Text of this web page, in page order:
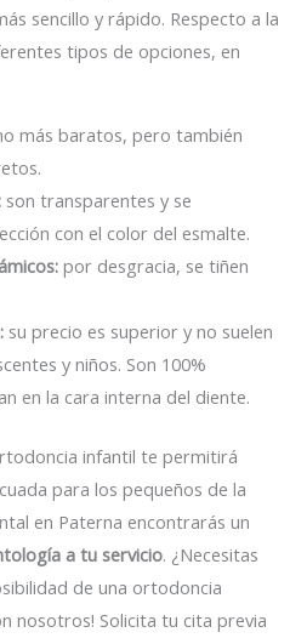
sencillo y rápido. Respecto a la
tipos de opciones, en
más baratos, pero también
son transparentes y se
con el color del esmalte.
por desgracia, se tiñen
su precio es superior y no suelen
y niños. Son 100%
en la cara interna del diente.
infantil te permitirá
para los pequeños de la
en Paterna encontrarás un
a tu servicio. ¿Necesitas
de una ortodoncia
nosotros! Solicita tu cita previa